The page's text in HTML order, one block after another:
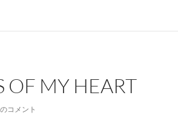
OF MY HEART
コメント